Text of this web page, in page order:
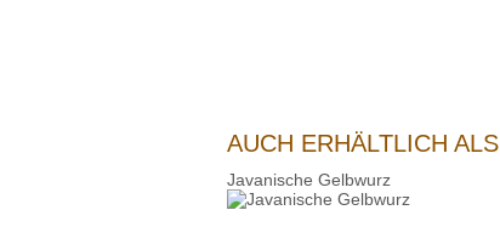
AUCH ERHÄLTLICH ALS
Javanische Gelbwurz